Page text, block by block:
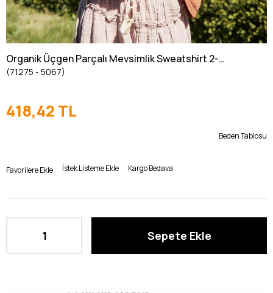
Organik Üçgen Parçalı Mevsimlik Sweatshirt 2-
10 Yaş Rust
(71275 - 5067)
418,42 TL
Beden Tablosu
Favorilere Ekle İstek Listeme Ekle Kargo Bedava